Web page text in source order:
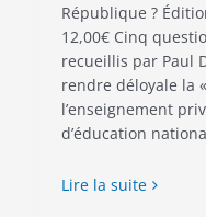
République ?
12,00€ Cinq
recueillis par Paul
rendre déloyale la
l’enseignement
d’éducation
Lire la suite